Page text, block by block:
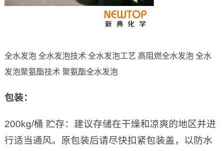
全水发泡 全水发泡技术 全水发泡工艺 高阻燃全水发泡 全水
发泡聚氨酯技术 聚氨酯全水发泡
包装：
200kg/桶 贮存：建议存储在干燥和凉爽的地区并进
行适当通风。原包装后请尽快扣紧包装盖，以防水